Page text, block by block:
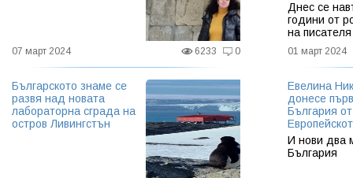
0
6233
07 март 2024
Днес се
години от
на писателя
01 март 2024
Българското знаме се
развя над новата
лабораторна сграда на
остров Ливингстън
Евелина
донесе
България от
И нови два
България